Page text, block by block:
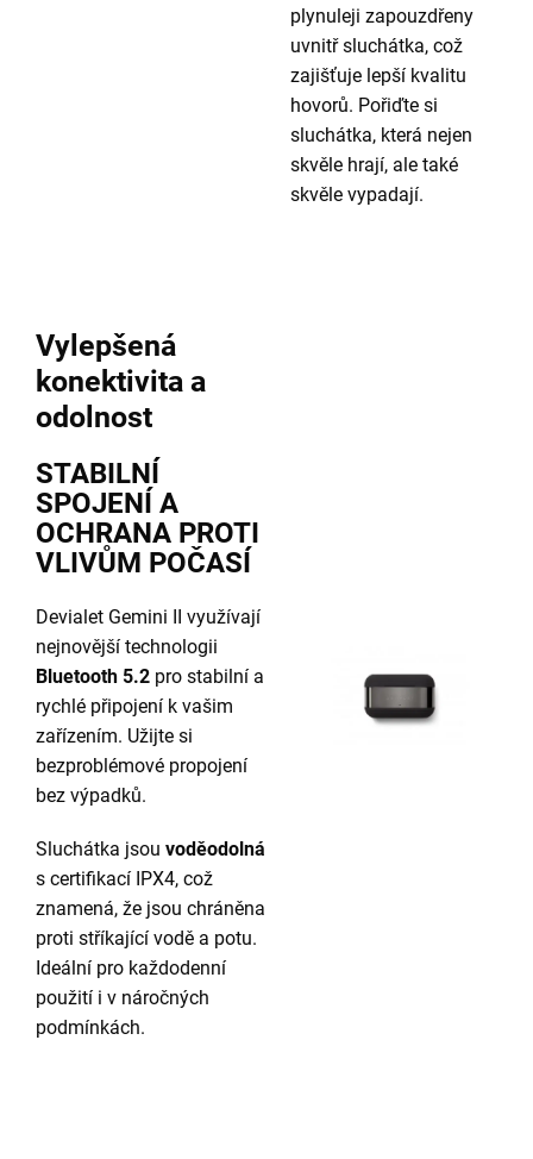
plynuleji zapouzdřeny
uvnitř sluchátka, což
zajišťuje lepší kvalitu
hovorů. Pořiďte si
sluchátka, která nejen
skvěle hrají, ale také
skvěle vypadají.
Vylepšená
konektivita a
odolnost
STABILNÍ
SPOJENÍ A
OCHRANA PROTI
VLIVŮM POČASÍ
Devialet Gemini II využívají
nejnovější technologii
Bluetooth 5.2 pro stabilní a
rychlé připojení k vašim
zařízením. Užijte si
bezproblémové propojení
bez výpadků.
Sluchátka jsou voděodolná
s certifikací IPX4, což
znamená, že jsou chráněna
proti stříkající vodě a potu.
Ideální pro každodenní
použití i v náročných
podmínkách.